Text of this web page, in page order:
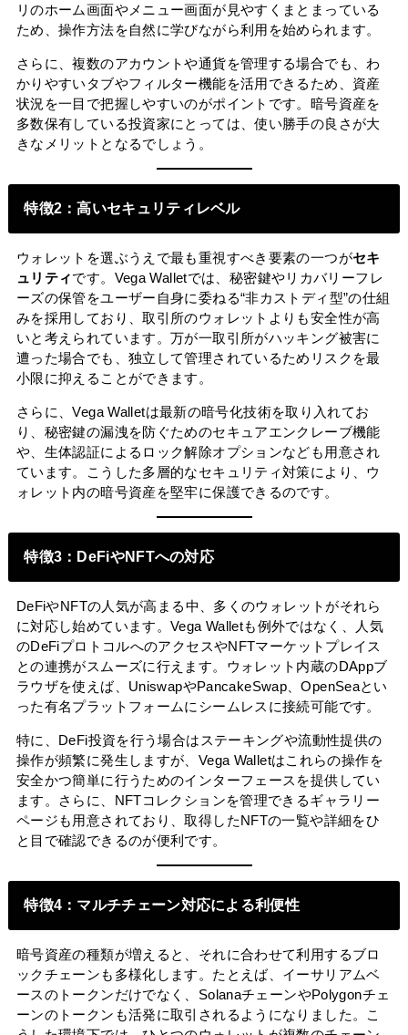
リのホーム画面やメニュー画面が見やすくまとまっている
ため、操作方法を自然に学びながら利用を始められます。
さらに、複数のアカウントや通貨を管理する場合でも、わ
かりやすいタブやフィルター機能を活用できるため、資産
状況を一目で把握しやすいのがポイントです。暗号資産を
多数保有している投資家にとっては、使い勝手の良さが大
きなメリットとなるでしょう。
特徴2：高いセキュリティレベル
ウォレットを選ぶうえで最も重視すべき要素の一つがセキ
ュリティです。Vega Walletでは、秘密鍵やリカバリーフレ
ーズの保管をユーザー自身に委ねる“非カストディ型”の仕組
みを採用しており、取引所のウォレットよりも安全性が高
いと考えられています。万が一取引所がハッキング被害に
遭った場合でも、独立して管理されているためリスクを最
小限に抑えることができます。
さらに、Vega Walletは最新の暗号化技術を取り入れてお
り、秘密鍵の漏洩を防ぐためのセキュアエンクレーブ機能
や、生体認証によるロック解除オプションなども用意され
ています。こうした多層的なセキュリティ対策により、ウ
ォレット内の暗号資産を堅牢に保護できるのです。
特徴3：DeFiやNFTへの対応
DeFiやNFTの人気が高まる中、多くのウォレットがそれら
に対応し始めています。Vega Walletも例外ではなく、人気
のDeFiプロトコルへのアクセスやNFTマーケットプレイス
との連携がスムーズに行えます。ウォレット内蔵のDAppブ
ラウザを使えば、UniswapやPancakeSwap、OpenSeaとい
った有名プラットフォームにシームレスに接続可能です。
特に、DeFi投資を行う場合はステーキングや流動性提供の
操作が頻繁に発生しますが、Vega Walletはこれらの操作を
安全かつ簡単に行うためのインターフェースを提供してい
ます。さらに、NFTコレクションを管理できるギャラリー
ページも用意されており、取得したNFTの一覧や詳細をひ
と目で確認できるのが便利です。
特徴4：マルチチェーン対応による利便性
暗号資産の種類が増えると、それに合わせて利用するブロ
ックチェーンも多様化します。たとえば、イーサリアムベ
ースのトークンだけでなく、SolanaチェーンやPolygonチェ
ーンのトークンも活発に取引されるようになりました。こ